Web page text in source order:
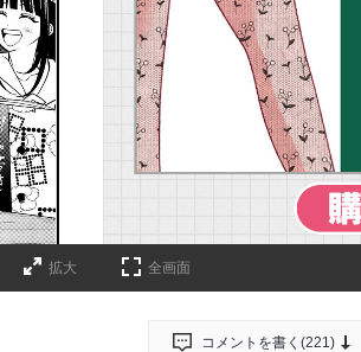
詳細ページへのリンク
拡大 全画面
コメントを書く(221)